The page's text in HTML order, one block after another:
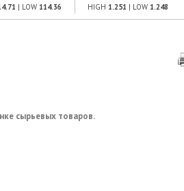
| LOW 114.36 HIGH 1.251 | LOW 1.248
сырьевых товаров.